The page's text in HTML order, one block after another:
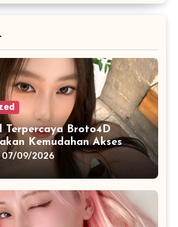
Terpercaya Broto4D
Kemudahan Akses
Data
07/09/2026